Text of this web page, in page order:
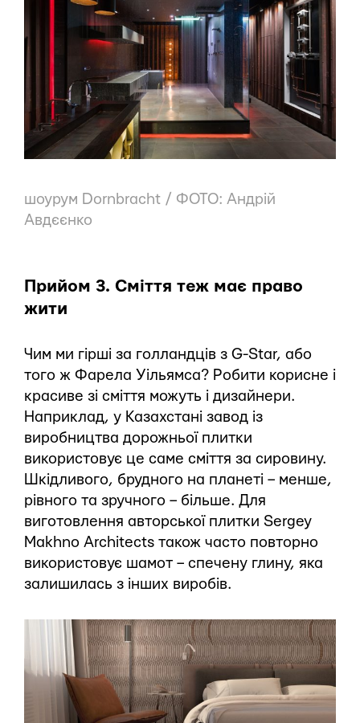
шоурум Dornbracht / ФОТО: Андрій
Авдєєнко
Прийом 3. Сміття теж має право
жити
Чим ми гірші за голландців з G-Star, або
того ж Фарела Уільямса? Робити корисне і
красиве зі сміття можуть і дизайнери.
Наприклад, у Казахстані завод із
виробництва дорожньої плитки
використовує це саме сміття за сировину.
Шкідливого, брудного на планеті – менше,
рівного та зручного – більше. Для
виготовлення авторської плитки Sergey
Makhno Architects також часто повторно
використовує шамот – спечену глину, яка
залишилась з інших виробів.